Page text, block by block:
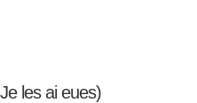
les ai eues)